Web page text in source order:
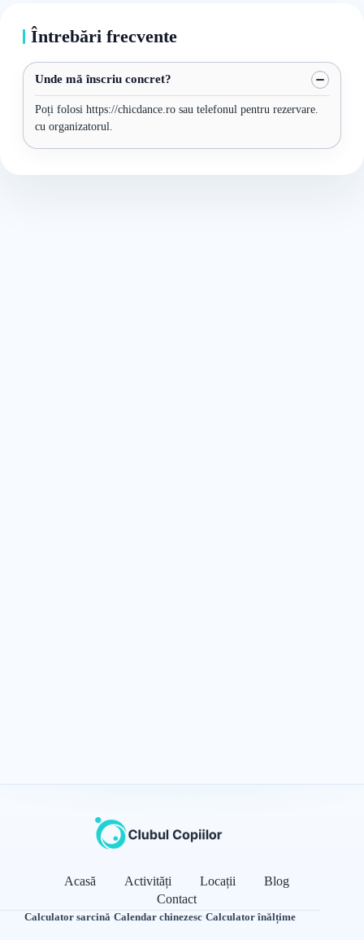
Întrebări frecvente
Unde mă înscriu concret?
Poți folosi https://chicdance.ro sau telefonul pentru rezervare.
cu organizatorul.
Acasă Activități Locații
Blog
Contact
Calculator sarcină·Calendar chinezesc·Calculator înălțime